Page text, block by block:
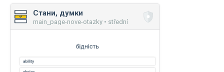
Стани, думки
main_page-nove-otazky • střední